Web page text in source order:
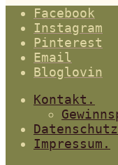
Facebook
Instagram
Pinterest
Email
Bloglovin
Kontakt.
Impressum.